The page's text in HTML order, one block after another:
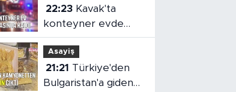
22:23
konteyner evde
yangın çıktı
Asayiş
21:21
Bulgaristan'a giden